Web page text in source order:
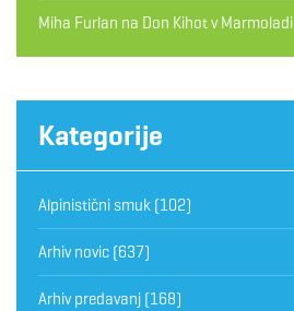
Miha Furlan na Don Kihot v Marmoladi
Kategorije
Alpinistični smuk (102)
Arhiv novic (637)
Arhiv predavanj (168)